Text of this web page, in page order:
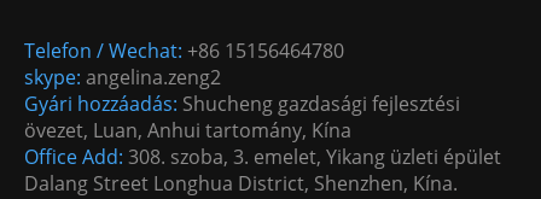
Telefon / Wechat: +86 15156464780
skype: angelina.zeng2
Gyári hozzáadás: Shucheng gazdasági fejlesztési
övezet, Luan, Anhui tartomány, Kína
Office Add: 308. szoba, 3. emelet, Yikang üzleti épület
Dalang Street Longhua District, Shenzhen, Kína.